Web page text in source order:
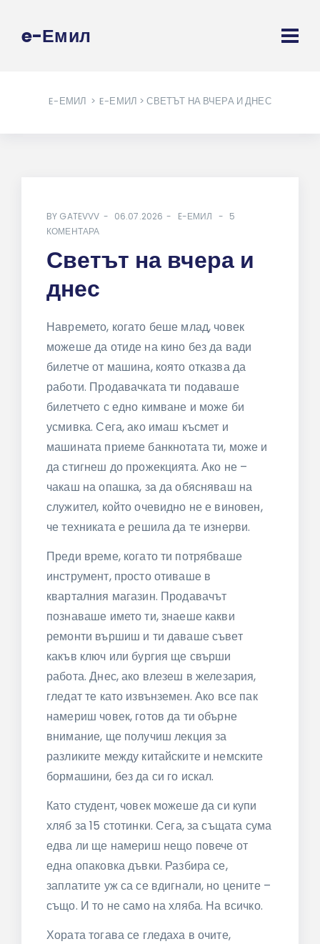
e-Емил
E-ЕМИЛ > E-ЕМИЛ > СВЕТЪТ НА ВЧЕРА И ДНЕС
BY GATEVVV 06.07.2026 E-ЕМИЛ
5
КОМЕНТАРА
Светът на вчера и
днес
Навремето, когато беше млад, човек
можеше да отиде на кино без да вади
билетче от машина, която отказва да
работи. Продавачката ти подаваше
билетчето с едно кимване и може би
усмивка. Сега, ако имаш късмет и
машината приеме банкнотата ти, може и
да стигнеш до прожекцията. Ако не –
чакаш на опашка, за да обясняваш на
служител, който очевидно не е виновен,
че техниката е решила да те изнерви.
Преди време, когато ти потрябваше
инструмент, просто отиваше в
кварталния магазин. Продавачът
познаваше името ти, знаеше какви
ремонти вършиш и ти даваше съвет
какъв ключ или бургия ще свърши
работа. Днес, ако влезеш в железария,
гледат те като извънземен. Ако все пак
намериш човек, готов да ти обърне
внимание, ще получиш лекция за
разликите между китайските и немските
бормашини, без да си го искал.
Като студент, човек можеше да си купи
хляб за 15 стотинки. Сега, за същата сума
едва ли ще намериш нещо повече от
една опаковка дъвки. Разбира се,
заплатите уж са се вдигнали, но цените –
също. И то не само на хляба. На всичко.
Хората тогава се гледаха в очите,